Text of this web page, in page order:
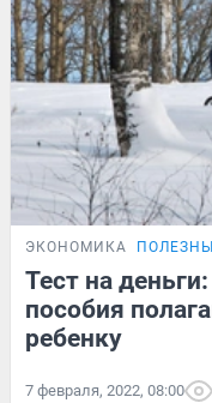
ЭКОНОМИКА
Тест на
пособия
ребенку
7 февраля, 2022, 08:00